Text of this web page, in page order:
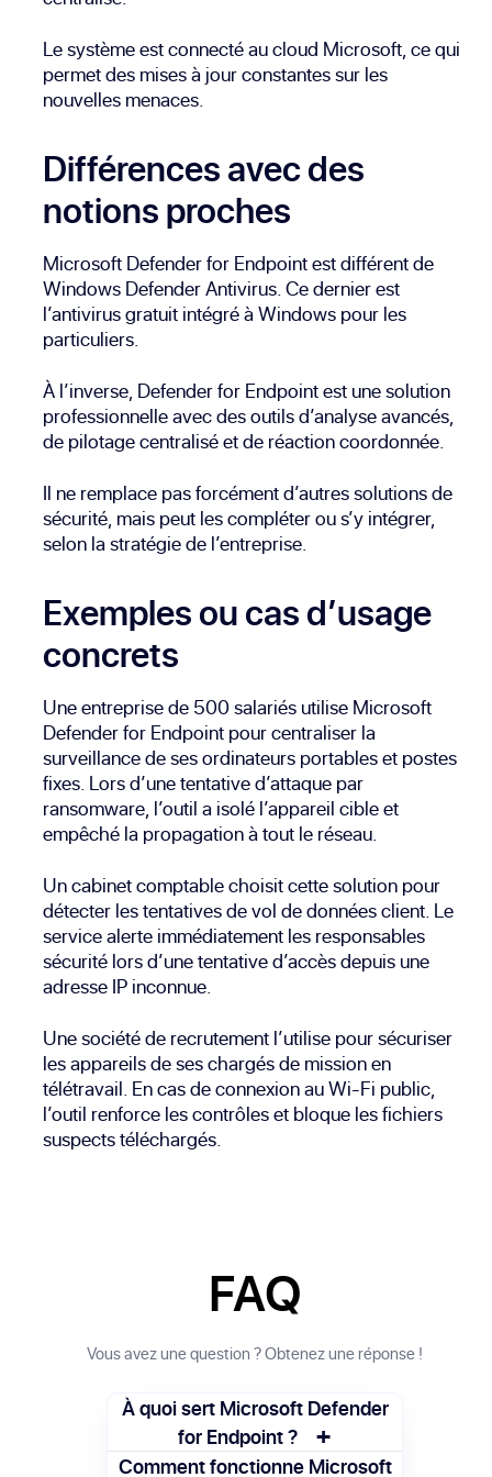
Le système est connecté au cloud Microsoft, ce qui
permet des mises à jour constantes sur les
nouvelles menaces.
Différences avec des
notions proches
Microsoft Defender for Endpoint est différent de
Windows Defender Antivirus. Ce dernier est
l’antivirus gratuit intégré à Windows pour les
particuliers.
À l’inverse, Defender for Endpoint est une solution
professionnelle avec des outils d’analyse avancés,
de pilotage centralisé et de réaction coordonnée.
Il ne remplace pas forcément d’autres solutions de
sécurité, mais peut les compléter ou s’y intégrer,
selon la stratégie de l’entreprise.
Exemples ou cas d’usage
concrets
Une entreprise de 500 salariés utilise Microsoft
Defender for Endpoint pour centraliser la
surveillance de ses ordinateurs portables et postes
fixes. Lors d’une tentative d’attaque par
ransomware, l’outil a isolé l’appareil cible et
empêché la propagation à tout le réseau.
Un cabinet comptable choisit cette solution pour
détecter les tentatives de vol de données client. Le
service alerte immédiatement les responsables
sécurité lors d’une tentative d’accès depuis une
adresse IP inconnue.
Une société de recrutement l’utilise pour sécuriser
les appareils de ses chargés de mission en
télétravail. En cas de connexion au Wi-Fi public,
l’outil renforce les contrôles et bloque les fichiers
suspects téléchargés.
FAQ
Vous avez une question ? Obtenez une réponse !
À quoi sert Microsoft Defender
for Endpoint ?
+
Il protège les ordinateurs et appareils
Comment fonctionne Microsoft